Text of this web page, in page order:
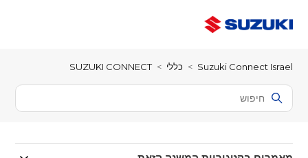
Suzuki Connect Israel כללי SUZUKI CONNECT